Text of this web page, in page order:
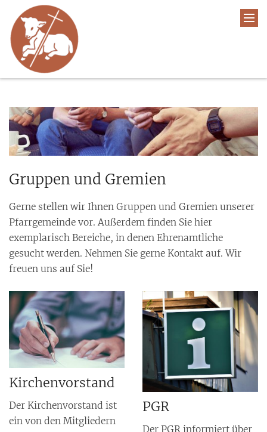
Gruppen und Gremien
Gerne stellen wir Ihnen Gruppen und Gremien unserer
Pfarrgemeinde vor. Außerdem finden Sie hier
exemplarisch Bereiche, in denen Ehrenamtliche
gesucht werden. Nehmen Sie gerne Kontakt auf. Wir
freuen uns auf Sie!
Kirchenvorstand
Der Kirchenvorstand ist
ein von den Mitgliedern
PGR
Der PGR informiert über